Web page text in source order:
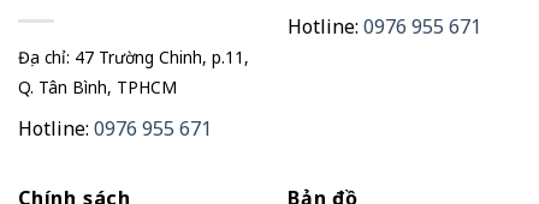
Địa chỉ: 47 Trường Chinh, p.11,
Q. Tân Bình, TPHCM
Hotline: 0976 955 671
Hotline: 0976 955 671
Chính sách Bản đồ